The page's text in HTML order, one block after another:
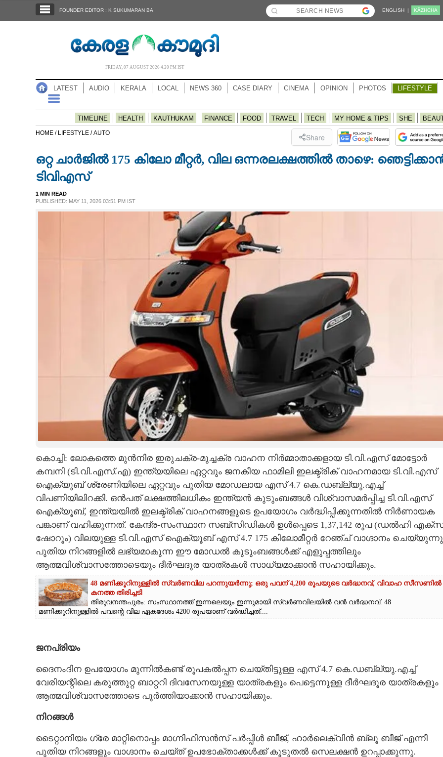
NOTIFIED NEWS
NEWS 360
CASE DIARY
CARTOONS
LITERATURE
FOUNDER EDITOR : K SUKUMARAN BA ENGLISH | KĀZHCHA
FRIDAY, 07 AUGUST 2026 4.20 PM IST
LATEST AUDIO KERALA LOCAL NEWS 360 CASE DIARY CINEMA OPINION PHOTOS LIFESTYLE
TIMELINE HEALTH KAUTHUKAM FINANCE FOOD TRAVEL TECH MY HOME & TIPS SHE
HOME / LIFESTYLE /AUTO Share
ഒറ്റ ചാർജിൽ 175 കിലോ മീറ്റർ, വില ഒന്നരലക്ഷത്തിൽ താഴെ:
ടിവിഎസ്
1 MIN READ
PUBLISHED: MAY 11, 2026 03:51 PM IST
കൊച്ചി: ലോകത്തെ മുന്‍നിര ഇരുചക്ര-മുച്ചക്ര വാഹന നിർമ്മാതാക്കളായ ടി.വി.എസ് മോട്ടോർ
കമ്പനി (ടി.വി.എസ്.എ) ഇന്ത്യയിലെ ഏറ്റവും ജനകീയ ഫാമിലി ഇലക്ട്രിക് വാഹനമായ ടി.വി.എസ്
ഐക്യൂബ് ശ്രേണിയിലെ ഏറ്റവും പുതിയ മോഡലായ എസ് 4.7 കെ.ഡബ്ല്യു.എച്ച്
വിപണിയിലിറക്കി. ഒൻപത് ലക്ഷത്തിലധികം ഇന്ത്യൻ കുടുംബങ്ങൾ വിശ്വാസമർപ്പിച്ച ടി.വി.എസ്
ഐക്യൂബ്, ഇന്ത്യയിൽ ഇലക്ട്രിക് വാഹനങ്ങളുടെ ഉപയോഗം വർദ്ധിപ്പിക്കുന്നതിൽ നിർണായക
പങ്കാണ് വഹിക്കുന്നത്. കേന്ദ്ര-സംസ്ഥാന സബ്സിഡികൾ ഉൾപ്പെടെ 1,37,142 രൂപ (ഡൽഹി
ഷോറൂം) വിലയുള്ള ടി.വി.എസ് ഐക്യൂബ് എസ് 4.7 175 കിലോമീറ്റർ റേഞ്ച് വാഗ്ദാനം
പുതിയ നിറങ്ങളിൽ ലഭ്യമാകുന്ന ഈ മോഡൽ കുടുംബങ്ങൾക്ക് എളുപ്പത്തിലും
ആത്മവിശ്വാസത്തോടെയും ദീർഘദൂര യാത്രകൾ സാധ്യമാക്കാൻ സഹായിക്കും.
48 മണിക്കൂറിനുള്ളിൽ സ്വർണവില പറന്നുയർന്നു; ഒരു പവന് 4,200 രൂപയുടെ വർദ്ധനവ്, വിവാഹ സീസണിൽ
കനത്ത തിരിച്ചടി
തിരുവനന്തപുരം: സംസ്ഥാനത്ത് ഇന്നലെയും ഇന്നുമായി സ്വർണവിലയിൽ വൻ വർദ്ധനവ്. 48
മണിക്കൂറിനുള്ളിൽ പവന്റെ വില ഏകദേശം 4200 രൂപയാണ് വർദ്ധിച്ചത്....
ജനപ്രിയം
ദൈനംദിന ഉപയോഗം മുന്നിൽകണ്ട് രൂപകൽപ്പന ചെയ്തിട്ടുള്ള എസ് 4.7 കെ.ഡബ്ല്യു.എച്ച്
വേരിയന്റിലെ കരുത്തുറ്റ ബാറ്ററി ദിവസേനയുള്ള യാത്രകളും പെട്ടെന്നുള്ള ദീർഘദൂര യാത്രകളും
ആത്മവിശ്വാസത്തോടെ പൂർത്തിയാക്കാൻ സഹായിക്കും.
നിറങ്ങൾ
ടൈറ്റാനിയം ഗ്രേ മാറ്റിനൊപ്പം മാഗ്നിഫിസൻസ് പർപ്പിൾ ബീജ്, ഹാർലെക്വിൻ ബ്ലൂ ബീജ് എന്നീ
പുതിയ നിറങ്ങളും വാഗ്ദാനം ചെയ്ത് ഉപഭോക്താക്കൾക്ക് കൂടുതൽ സെലക്ഷൻ ഉറപ്പാക്കുന്നു.